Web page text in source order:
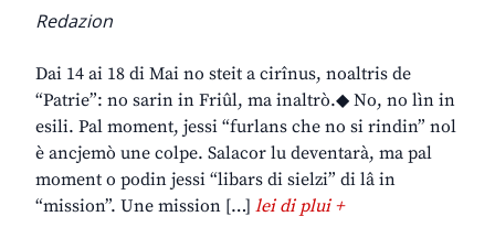
Redazion
Dai 14 ai 18 di Mai no steit a cirînus, noaltris de
“Patrie”: no sarin in Friûl, ma inaltrò.◆ No, no lìn in
esili. Pal moment, jessi “furlans che no si rindin” nol
è ancjemò une colpe. Salacor lu deventarà, ma pal
moment o podin jessi “libars di sielzi” di lâ in
“mission”. Une mission […] lei di plui +